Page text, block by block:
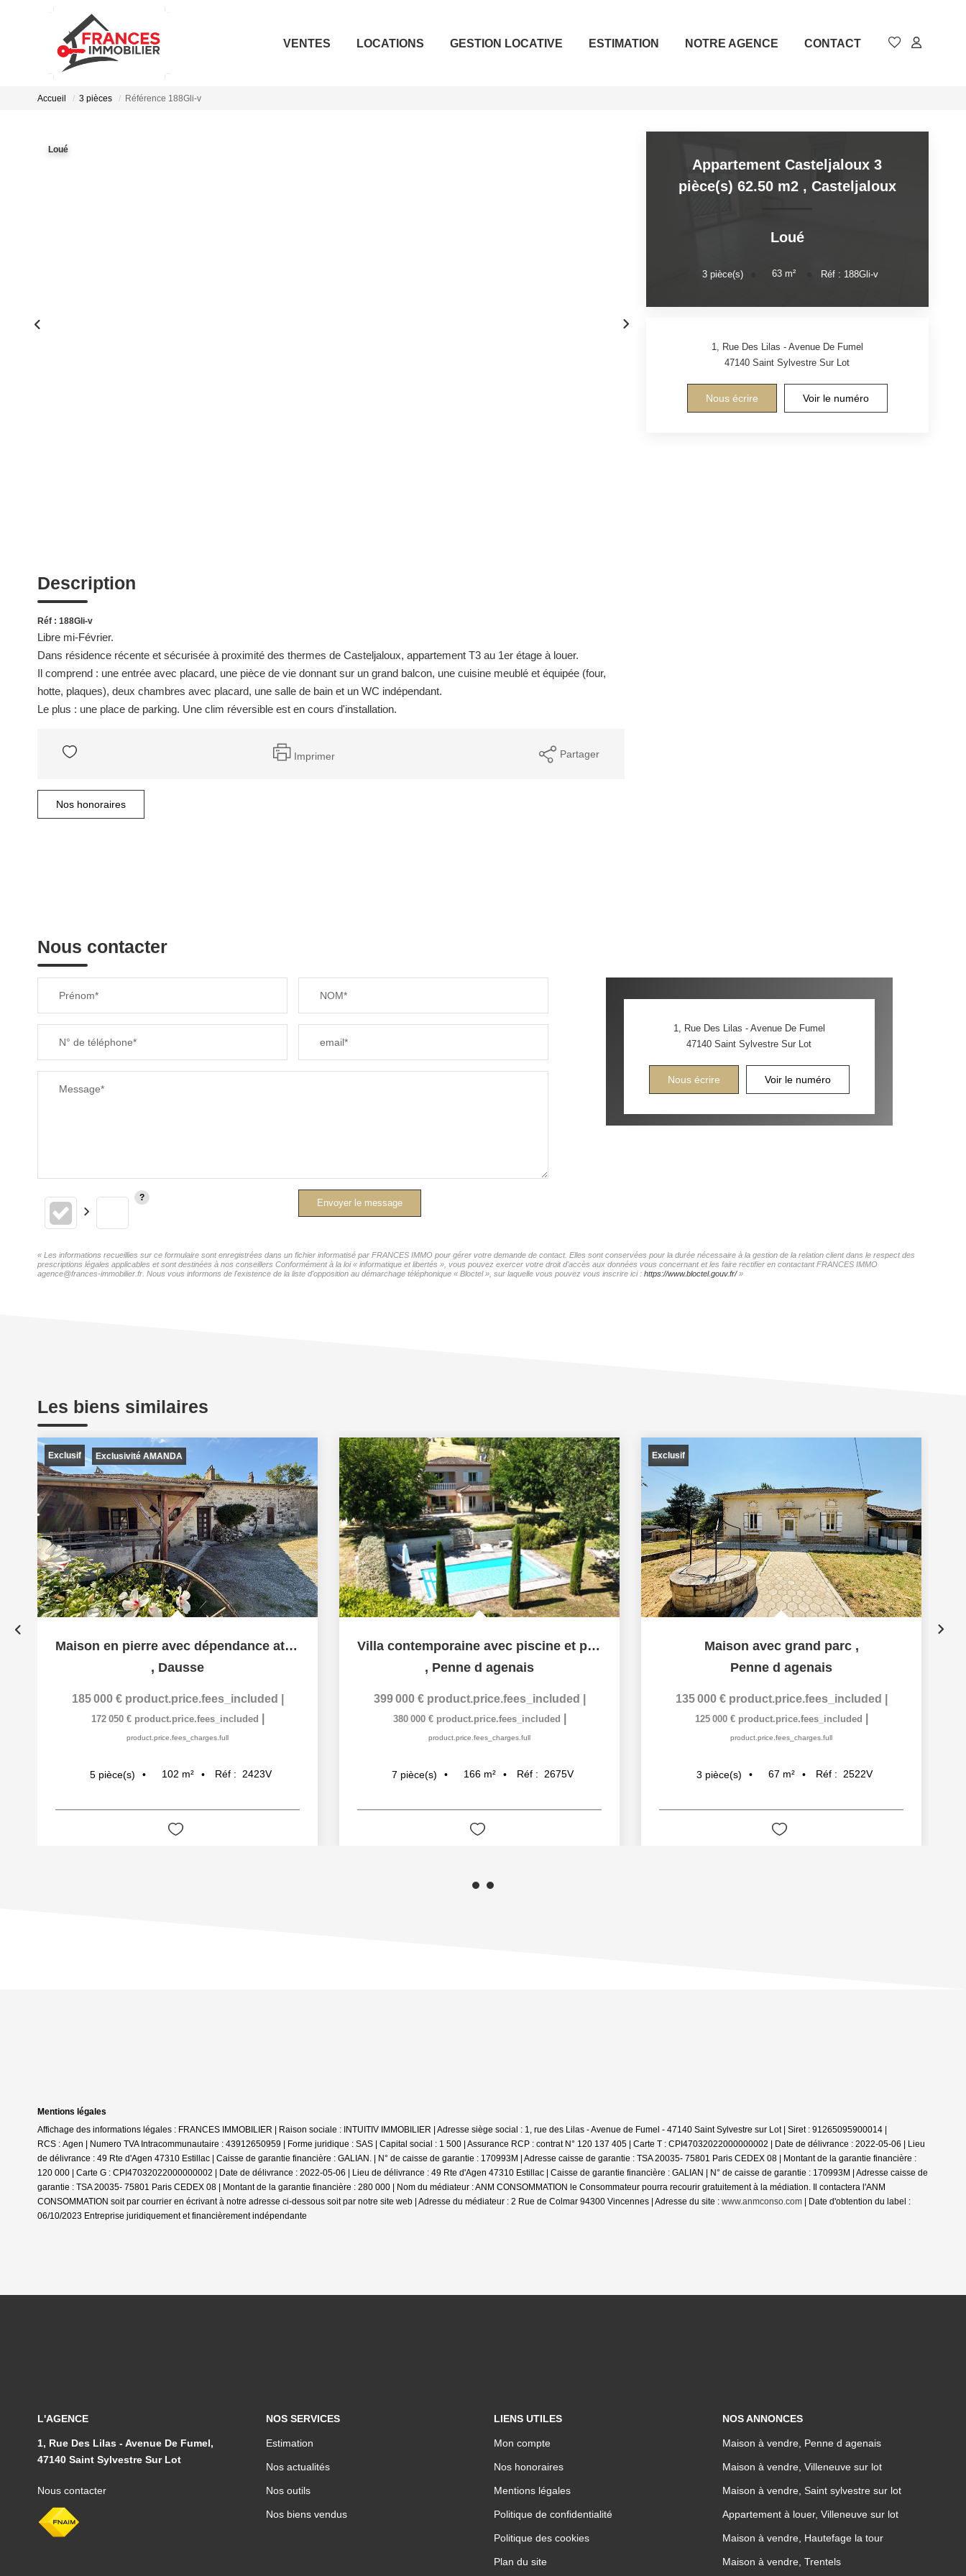
VENTES LOCATIONS GESTION LOCATIVE ESTIMATION NOTRE AGENCE CONTACT
Accueil 3 pièces Référence 188Gli-v
Loué
Description
Réf : 188Gli-v
Libre mi-Février.
Dans résidence récente et sécurisée à proximité des thermes de Casteljaloux, appartement T3 au 1er étage à louer.
Il comprend : une entrée avec placard, une pièce de vie donnant sur un grand balcon, une cuisine meublé et équipée (four,
hotte, plaques), deux chambres avec placard, une salle de bain et un WC indépendant.
Le plus : une place de parking. Une clim réversible est en cours d'installation.
Imprimer Partager
Nos honoraires
Appartement Casteljaloux 3
pièce(s) 62.50 m2 , Casteljaloux
Loué
3 pièce(s) 63 m² Réf : 188Gli-v
1, Rue Des Lilas - Avenue De Fumel
47140Saint Sylvestre Sur Lot
Nous écrire Voir le numéro
Nous contacter
Prénom* NOM*
N° de téléphone* email*
Message*
Envoyer le message
1, Rue Des Lilas - Avenue De Fumel
47140Saint Sylvestre Sur Lot
Nous écrire Voir le numéro
« Les informations recueillies sur ce formulaire sont enregistrées dans un fichier informatisé par FRANCES IMMO pour gérer votre demande de contact. Elles sont conservées pour la durée nécessaire à la gestion de la relation client dans le respect des
prescriptions légales applicables et sont destinées à nos conseillers Conformément à la loi « informatique et libertés », vous pouvez exercer votre droit d'accès aux données vous concernant et les faire rectifier en contactant FRANCES IMMO
agence@frances-immobilier.fr. Nous vous informons de l'existence de la liste d'opposition au démarchage téléphonique « Bloctel », sur laquelle vous pouvez vous inscrire ici : https://www.bloctel.gouv.fr/»
Les biens similaires
Exclusif Exclusivité AMANDA
Maison en pierre avec dépendance attenante
, Dausse
185 000 € product.price.fees_included
172 050 € product.price.fees_included
product.price.fees_charges.full
5 pièce(s) 102 m² Réf : 2423V
Villa contemporaine avec piscine et parc arboré
, Penne d agenais
399 000 € product.price.fees_included
380 000 € product.price.fees_included
product.price.fees_charges.full
7 pièce(s) 166 m² Réf : 2675V
Exclusif
Maison avec grand parc ,
Penne d agenais
135 000 € product.price.fees_included
125 000 € product.price.fees_included
product.price.fees_charges.full
3 pièce(s) 67 m² Réf : 2522V
Mentions légales
Affichage des informations légales : FRANCES IMMOBILIER | Raison sociale : INTUITIV IMMOBILIER | Adresse siège social : 1, rue des Lilas - Avenue de Fumel - 47140 Saint Sylvestre sur Lot | Siret : 91265095900014 |
RCS : Agen | Numero TVA Intracommunautaire : 43912650959 | Forme juridique : SAS | Capital social : 1 500 | Assurance RCP : contrat N° 120 137 405 | Carte T : CPI47032022000000002 | Date de délivrance : 2022-05-06 | Lieu
de délivrance : 49 Rte d'Agen 47310 Estillac | Caisse de garantie financière : GALIAN. | N° de caisse de garantie : 170993M | Adresse caisse de garantie : TSA 20035- 75801 Paris CEDEX 08 | Montant de la garantie financière :
120 000 | Carte G : CPI47032022000000002 | Date de délivrance : 2022-05-06 | Lieu de délivrance : 49 Rte d'Agen 47310 Estillac | Caisse de garantie financière : GALIAN | N° de caisse de garantie : 170993M | Adresse caisse de
garantie : TSA 20035- 75801 Paris CEDEX 08 | Montant de la garantie financière : 280 000 | Nom du médiateur : ANM CONSOMMATION le Consommateur pourra recourir gratuitement à la médiation. Il contactera l'ANM
CONSOMMATION soit par courrier en écrivant à notre adresse ci-dessous soit par notre site web | Adresse du médiateur : 2 Rue de Colmar 94300 Vincennes | Adresse du site : www.anmconso.com | Date d'obtention du label :
06/10/2023 Entreprise juridiquement et financièrement indépendante
L'AGENCE
1, Rue Des Lilas - Avenue De Fumel,
47140 Saint Sylvestre Sur Lot
Nous contacter
NOS SERVICES
Estimation
Nos actualités
Nos outils
Nos biens vendus
LIENS UTILES
Mon compte
Nos honoraires
Mentions légales
Politique de confidentialité
Politique des cookies
Plan du site
NOS ANNONCES
Maison à vendre, Penne d agenais
Maison à vendre, Villeneuve sur lot
Maison à vendre, Saint sylvestre sur lot
Appartement à louer, Villeneuve sur lot
Maison à vendre, Hautefage la tour
Maison à vendre, Trentels